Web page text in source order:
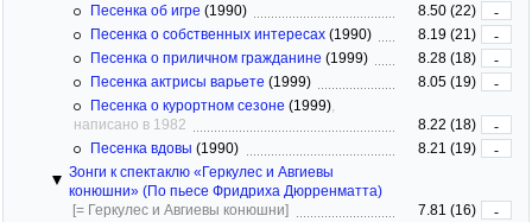
Песенка об игре (1990) 8.50 (22)
-
Песенка о собственных интересах (1990) 8.19 (21)
-
Песенка о приличном гражданине (1999) 8.28 (18)
-
Песенка актрисы варьете (1999) 8.05 (19)
-
Песенка о курортном сезоне (1999)
написано в 1982
8.22 (18)
-
Песенка вдовы (1990) 8.21 (19)
-
Зонги к спектаклю «Геркулес и Авгиевы
конюшни» (По пьесе Фридриха Дюрренматта)
[= Геркулес и Авгиевы конюшни]
7.81 (16)
-